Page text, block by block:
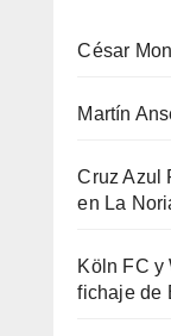
César
Martín
Cruz Azul
en La
Köln FC y
fichaje de